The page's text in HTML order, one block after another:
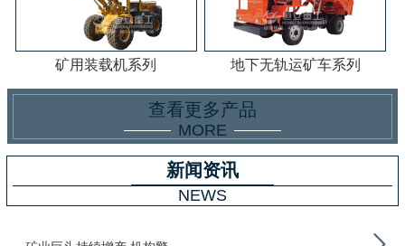
矿用装载机系列 地下无轨运矿车系列
查看更多产品
MORE
新闻资讯
NEWS